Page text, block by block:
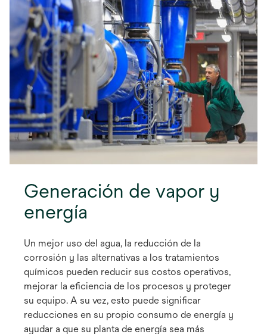
Generación de vapor y
energía
Un mejor uso del agua, la reducción de la
corrosión y las alternativas a los tratamientos
químicos pueden reducir sus costos operativos,
mejorar la eficiencia de los procesos y proteger
su equipo. A su vez, esto puede significar
reducciones en su propio consumo de energía y
ayudar a que su planta de energía sea más